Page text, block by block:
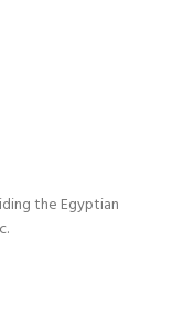
the Egyptian